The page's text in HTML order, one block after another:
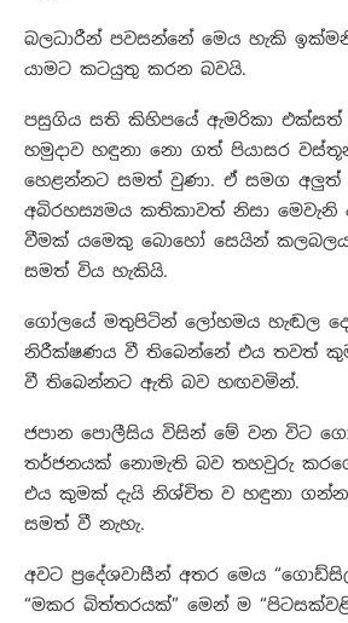
බලධාරීන් පවසන්නේ මෙය හැකි
යාමට කටයුතු කරන බවයි.
පසුගිය සති කිහිපයේ ඇමරිකා එක්සත්
හමුදාව හඳුනා නො ගත් පියාසර
හෙළන්නට සමත් වුණා. ඒ සමග
අබිරහස්‍යමය කතිකාවත් නිසා
වීමක් යමෙකු බොහෝ සෙයින්
සමත් විය හැකියි.
ගෝලයේ මතුපිටින් ලෝහමය හැඬල
නිරීක්ෂණය වී තිබෙන්නේ එය තවත්
වී තිබෙන්නට ඇති බව හඟවමින්.
ජපාන පොලීසිය විසින් මේ වන විට
තර්ජනයක් නොමැති බව තහවුරු
එය කුමක් දැයි නිශ්චිත ව හඳුනා
සමත් වී නැහැ.
අවට ප්‍රදේශවාසීන් අතර මෙය
“මකර බිත්තරයක්” මෙන් ම